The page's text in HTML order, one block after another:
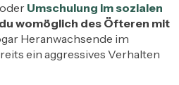
Umschulung im sozialen
womöglich des Öfteren mit
Heranwachsende im
ein aggressives Verhalten